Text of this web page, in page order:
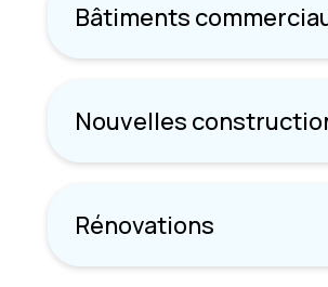
Bâtiments
Nouvelles
Rénovations